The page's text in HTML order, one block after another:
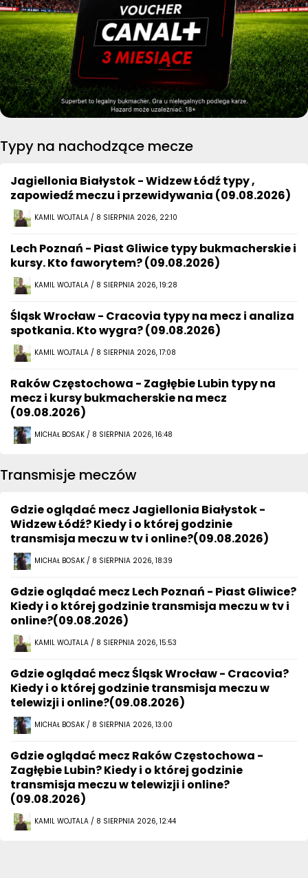
Typy na nachodzące mecze
Jagiellonia Białystok - Widzew Łódź typy ,
zapowiedź meczu i przewidywania (09.08.2026)
KAMIL WOJTALA / 8 SIERPNIA 2026, 22:10
Lech Poznań - Piast Gliwice typy bukmacherskie i
kursy. Kto faworytem? (09.08.2026)
KAMIL WOJTALA / 8 SIERPNIA 2026, 19:28
Śląsk Wrocław - Cracovia typy na mecz i analiza
spotkania. Kto wygra? (09.08.2026)
KAMIL WOJTALA / 8 SIERPNIA 2026, 17:08
Raków Częstochowa - Zagłębie Lubin typy na
mecz i kursy bukmacherskie na mecz
(09.08.2026)
MICHAŁ BOSAK / 8 SIERPNIA 2026, 16:48
Transmisje meczów
Gdzie oglądać mecz Jagiellonia Białystok -
Widzew Łódź? Kiedy i o której godzinie
transmisja meczu w tv i online?(09.08.2026)
MICHAŁ BOSAK / 8 SIERPNIA 2026, 18:39
Gdzie oglądać mecz Lech Poznań - Piast Gliwice?
Kiedy i o której godzinie transmisja meczu w tv i
online?(09.08.2026)
KAMIL WOJTALA / 8 SIERPNIA 2026, 15:53
Gdzie oglądać mecz Śląsk Wrocław - Cracovia?
Kiedy i o której godzinie transmisja meczu w
telewizji i online?(09.08.2026)
MICHAŁ BOSAK / 8 SIERPNIA 2026, 13:00
Gdzie oglądać mecz Raków Częstochowa -
Zagłębie Lubin? Kiedy i o której godzinie
transmisja meczu w telewizji i online?
(09.08.2026)
KAMIL WOJTALA / 8 SIERPNIA 2026, 12:44